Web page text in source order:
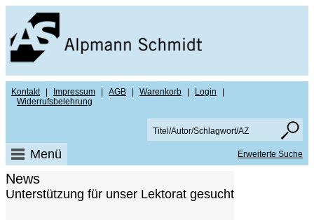
Kontakt Impressum AGB Warenkorb Login
Widerrufsbelehrung
Menü Erweiterte Suche
News
Unterstützung für unser Lektorat gesucht